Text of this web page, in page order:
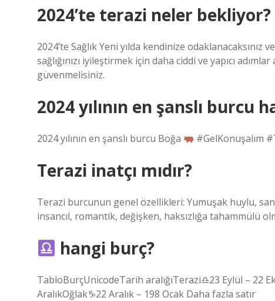
2024’te terazi neler bekliyor?
2024’te Sağlık Yeni yılda kendinize
sağlığınızı iyileştirmek için daha ciddi ve yapıcı
güvenmelisiniz.
2024 yılının en şanslı burcu
2024 yılının en şanslı burcu Boğa #GelKonuşalım
Terazi inatçı mıdır?
Terazi burcunun genel özellikleri: Yumuşak huylu,
insancıl, romantik, değişken, haksızlığa tahammülü
hangi burç?
TabloBurçUnicodeTarih aralığıTerazi♎︎23 Eylül – 22
AralıkOğlak♑︎22 Aralık – 198 Ocak Daha fazla satır